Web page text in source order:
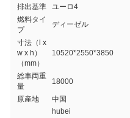
排出基準
ユーロ4
燃料タイ
プ
ディーゼル
寸法（l x
w x h）
（mm）
10520*2550*3850
総車両重
量
18000
原産地
中国
hubei